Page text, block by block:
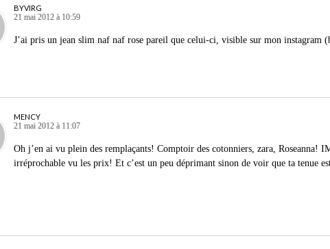
BYVIRG
21 mai 2012 à 10:59
J’ai pris un jean slim naf naf rose pareil que celui-ci, visible sur mon instagram
MENCY
21 mai 2012 à 11:07
Oh j’en ai vu plein des remplaçants! Comptoir des cotonniers, zara, Roseanna!
irréprochable vu les prix! Et c’est un peu déprimant sinon de voir que ta tenue